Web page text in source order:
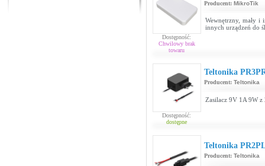
Dostępność:
Chwilowy brak
towaru
Producent: MikroTik
Wewnętrzny, mały
innych urządzeń do
Dostępność:
dostępne
Teltonika
Producent: Teltonika
Zasilacz 9V 1A 9W
Teltonika
Producent: Teltonika